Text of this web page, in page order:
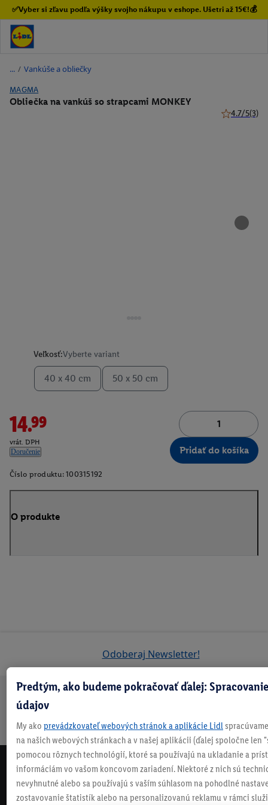
✅Vyber si zľavu podľa výšky svojho nákupu v eshope. Ušetri až 15€!💰
/ Vankúše a obliečky
MAGMA
Obliečka na vankúš so strapcami MONKEY
4.7/5(3)
Veľkosť:Vyberte variant
40 x 40 cm 50 x 50 cm
14.99
vrát. DPH
Doručenie
Pridať do košíka
Číslo produktu: 100315192
O produkte
Odoberaj Newsletter!
Doprava
nad 70 €¹
niečo nové
NEWSLETTER
NEZMEŠKAJ NAŠE AKCIE!
Predtým, ako budeme pokračovať ďalej:
údajov
My ako prevádzkovateľ webových stránok a aplikácie Lidl
na našich webových stránkach a v našej aplikácii (ďalej spoločne len
pomocou rôznych technológií, ktoré sa používajú na ukladanie a
informáciám vo vašom koncovom zariadení. Niektoré z nich sú
nevyhnutné alebo sa používajú s vaším súhlasom na pohodlné
zostavovanie štatistík alebo na personalizovanú reklamu v rámci